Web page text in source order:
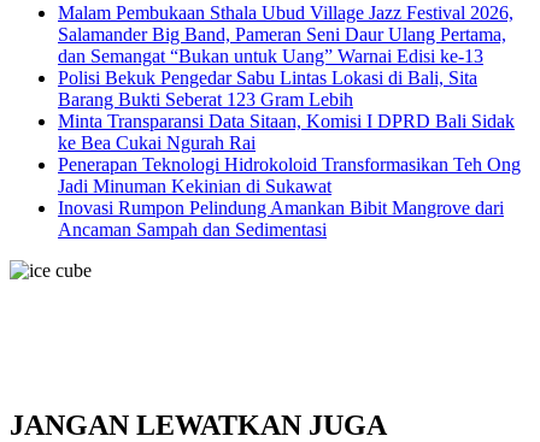
Malam Pembukaan Sthala Ubud Village Jazz Festival 2026,
Salamander Big Band, Pameran Seni Daur Ulang Pertama,
dan Semangat “Bukan untuk Uang” Warnai Edisi ke-13
Polisi Bekuk Pengedar Sabu Lintas Lokasi di Bali, Sita
Barang Bukti Seberat 123 Gram Lebih
Minta Transparansi Data Sitaan, Komisi I DPRD Bali Sidak
ke Bea Cukai Ngurah Rai
Penerapan Teknologi Hidrokoloid Transformasikan Teh Ong
Jadi Minuman Kekinian di Sukawat
Inovasi Rumpon Pelindung Amankan Bibit Mangrove dari
Ancaman Sampah dan Sedimentasi
JANGAN LEWATKAN JUGA